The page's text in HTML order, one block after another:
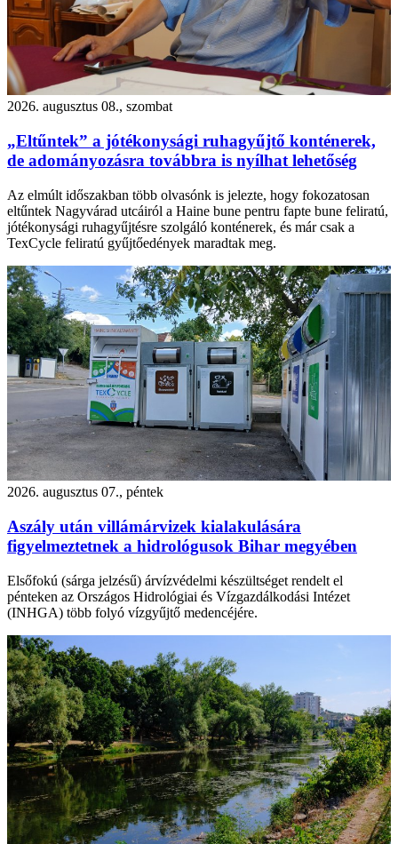
2026. augusztus 08., szombat
„Eltűntek” a jótékonysági ruhagyűjtő konténerek,
de adományozásra továbbra is nyílhat lehetőség
Az elmúlt időszakban több olvasónk is jelezte, hogy fokozatosan
eltűntek Nagyvárad utcáiról a Haine bune pentru fapte bune feliratú,
jótékonysági ruhagyűjtésre szolgáló konténerek, és már csak a
TexCycle feliratú gyűjtőedények maradtak meg.
2026. augusztus 07., péntek
Aszály után villámárvizek kialakulására
figyelmeztetnek a hidrológusok Bihar megyében
Elsőfokú (sárga jelzésű) árvízvédelmi készültséget rendelt el
pénteken az Országos Hidrológiai és Vízgazdálkodási Intézet
(INHGA) több folyó vízgyűjtő medencéjére.